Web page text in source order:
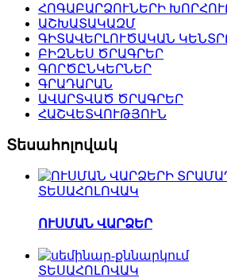
ՀՈԳԱԲԱՐՁՈՒՆԵՐԻ
ԱՇԽԱՏԱԿԱԶՄ
ԳԻՏԱՎԵՐԼՈՒԾԱԿԱՆ
ԲԻԶՆԵՍ ԾՐԱԳՐԵՐ
ԳՈՐԾԸՆԿԵՐՆԵՐ
ԳՐԱԴԱՐԱՆ
ԱՎԱՐՏՎԱԾ ԾՐԱԳՐԵՐ
ՀԱՇՎԵՏՎՈՒԹՅՈՒՆ
Տեսահոլովակ
ՏԵՍԱՀՈԼՈՎԱԿ
ՈՒՍՄԱՆ ՎԱՐՁԵՐ
ՏԵՍԱՀՈԼՈՎԱԿ